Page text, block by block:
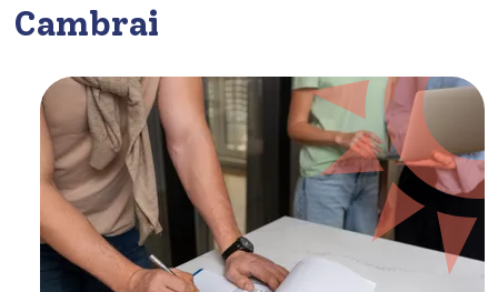
Cambrai